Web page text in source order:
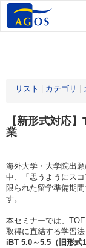
リスト カテゴリ
【新形式対応
業
海外大学・大学院出
中、「思うようにス
限られた留学準備期
す。
本セミナーでは、
取得に直結する学習
iBT 5.0～5.5（旧形式